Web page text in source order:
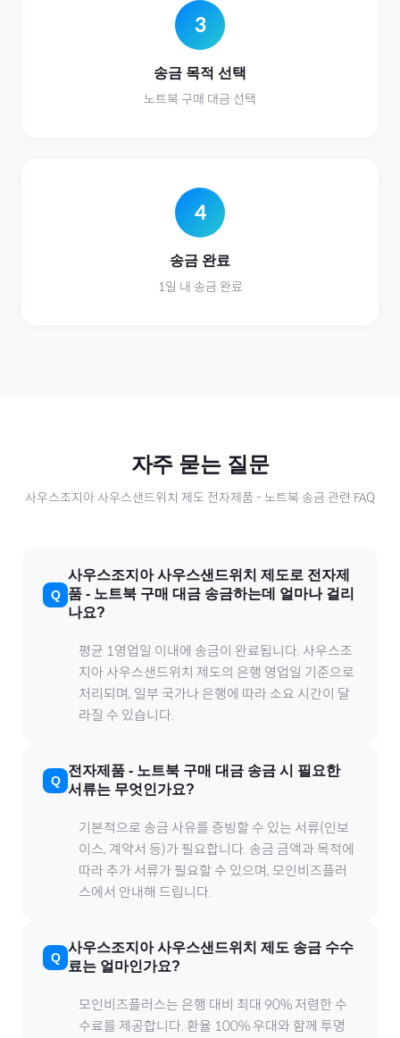
3
송금 목적 선택
노트북 구매 대금 선택
4
송금 완료
1일 내 송금 완료
자주 묻는 질문
사우스조지아 사우스샌드위치 제도 전자제품 - 노트북 송금 관련 FAQ
사우스조지아 사우스샌드위치 제도로 전자제
품 - 노트북 구매 대금 송금하는데 얼마나 걸리
나요?
평균 1영업일 이내에 송금이 완료됩니다. 사우스조
지아 사우스샌드위치 제도의 은행 영업일 기준으로
처리되며, 일부 국가나 은행에 따라 소요 시간이 달
라질 수 있습니다.
전자제품 - 노트북 구매 대금 송금 시 필요한
서류는 무엇인가요?
기본적으로 송금 사유를 증빙할 수 있는 서류(인보
이스, 계약서 등)가 필요합니다. 송금 금액과 목적에
따라 추가 서류가 필요할 수 있으며, 모인비즈플러
스에서 안내해 드립니다.
사우스조지아 사우스샌드위치 제도 송금 수수
료는 얼마인가요?
모인비즈플러스는 은행 대비 최대 90% 저렴한 수
수료를 제공합니다. 환율 100% 우대와 함께 투명